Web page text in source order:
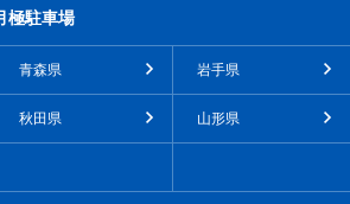
極駐車場
青森県 岩手県
秋田県 山形県